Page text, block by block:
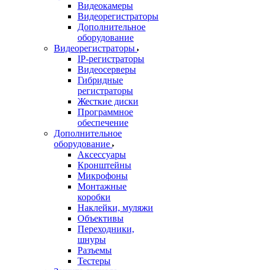
Видеокамеры
Видеорегистраторы
Дополнительное
оборудование
Видеорегистраторы
IP-регистраторы
Видеосерверы
Гибридные
регистраторы
Жесткие диски
Программное
обеспечение
Дополнительное
оборудование
Аксессуары
Кронштейны
Микрофоны
Монтажные
коробки
Наклейки, муляжи
Объективы
Переходники,
шнуры
Разъемы
Тестеры